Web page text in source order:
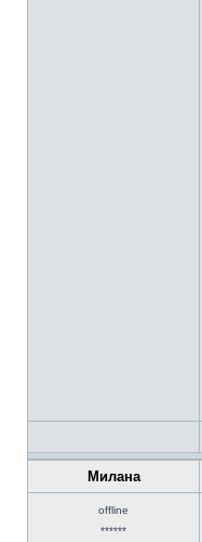
Милана
offline
******